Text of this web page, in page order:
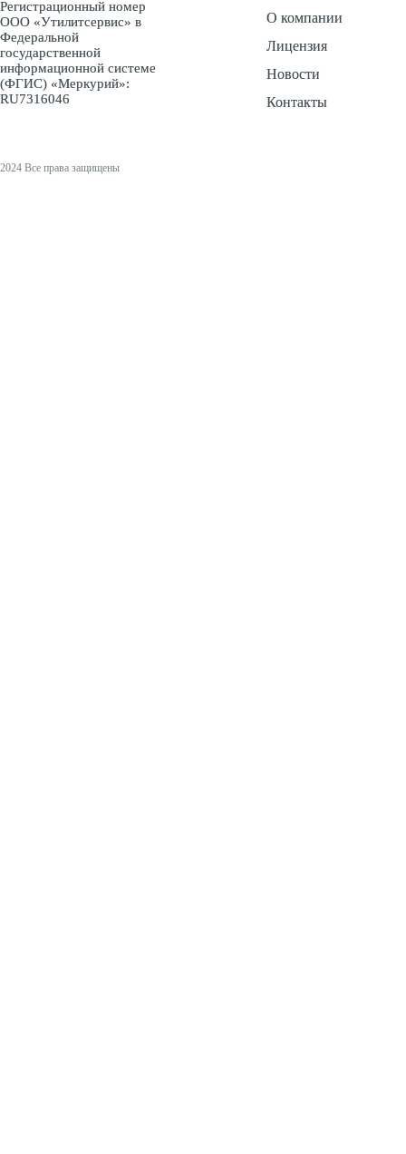
Регистрационный номер
ООО «Утилитсервис» в
Федеральной
государственной
информационной системе
(ФГИС) «Меркурий»:
RU7316046
2024 Все права защищены
О компании
Лицензия
Новости
Контакты